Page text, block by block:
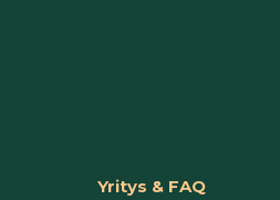
Yritys & FAQ